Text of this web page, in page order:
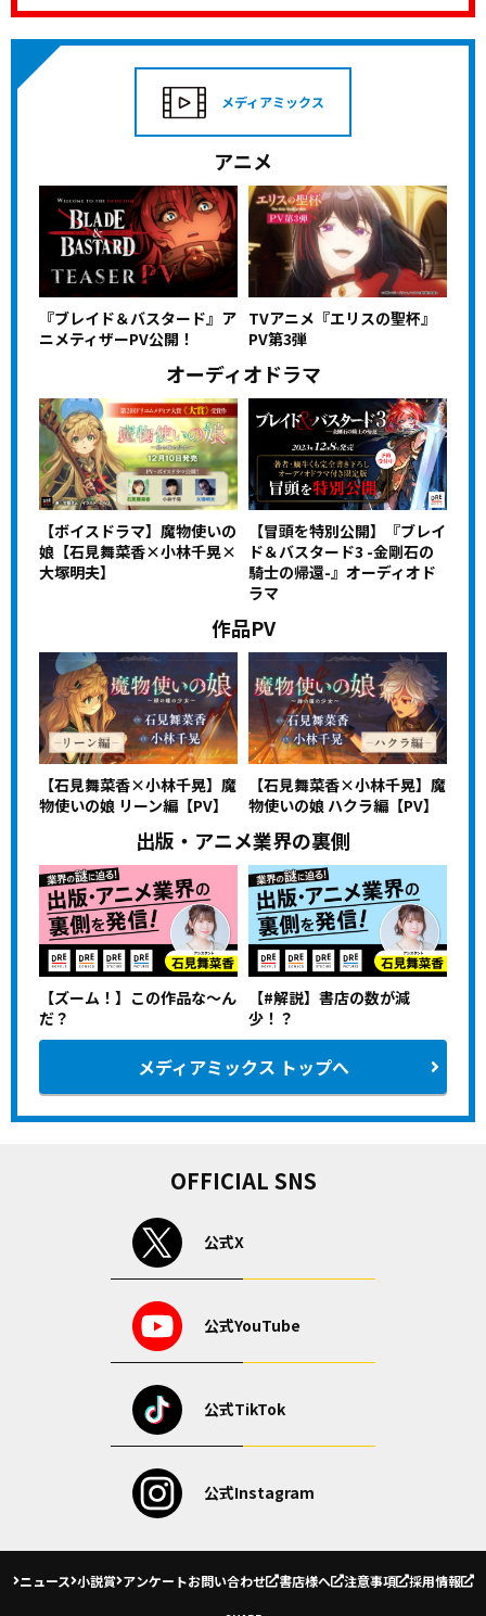
メディアミックス
アニメ
『ブレイド＆バスタード』ア
ニメティザーPV公開！
TVアニメ『エリスの聖杯』
PV第3弾
オーディオドラマ
【ボイスドラマ】魔物使いの
娘【石見舞菜香×小林千晃×
大塚明夫】
【冒頭を特別公開】『ブレイ
ド＆バスタード3 -金剛石の
騎士の帰還-』オーディオド
ラマ
作品PV
【石見舞菜香×小林千晃】魔
物使いの娘 リーン編【PV】
【石見舞菜香×小林千晃】魔
物使いの娘 ハクラ編【PV】
出版・アニメ業界の裏側
【ズーム！】この作品な〜ん
だ？
【#解説】書店の数が減
少！？
メディアミックス トップへ
OFFICIAL SNS
公式X
公式YouTube
公式TikTok
公式Instagram
ニュース 小説賞 アンケートお問い合わせ 書店様へ 注意事項 採用情報